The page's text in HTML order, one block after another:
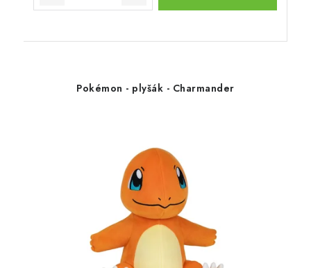
Pokémon - plyšák - Charmander